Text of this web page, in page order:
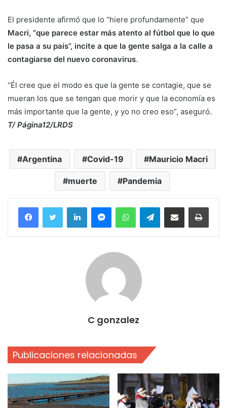
El presidente afirmó que lo “hiere profundamente” que
Macri, “que parece estar más atento al fútbol que lo que
le pasa a su país”, incite a que la gente salga a la calle a
contagiarse del nuevo coronavirus.
“Él cree que el modo es que la gente se contagie, que se
mueran los que se tengan que morir y que la economía es
más importante que la gente, y yo no creo eso”, aseguró.
T/ Página12/LRDS
Argentina Covid-19 Mauricio Macri
muerte Pandemia
FacebookTwitter LinkedInMessengerWhatsAppTelegramCompartir por correo electrónico
C gonzalez
Publicaciones relacionadas